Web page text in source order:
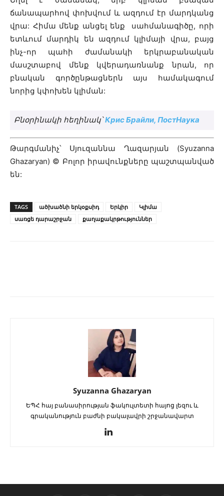
ճանապարհով փոխվում և ազդում էր մարդկանց
վրա: Հիմա մենք անցել ենք սահմանագիծը, որի
ետևում մարդիկ են ազդում կլիմայի վրա, բայց
ինչ-որ պահի ժամանակի երկրաբանական
մասշտաբով մենք կվերադառնանք նրան, որ
բնական գործընթացներն այս համակագում
նորից կփոխեն կլիման:
Բնօրինակի հեղինակ՝Крис Брайли, ПостНаука
Թարգմանիչ՝ Սյուզաննա Ղազարյան (Syuzanna
Ghazaryan) © Բոլոր իրավունքները պաշտպանված
են:
TAGS ածխածնի երկօքսիդ Երկիր
Կլիմա
սառցե դարաշրջան
քաղաքակրթություններ
Syuzanna Ghazaryan
ԵՊՀ հայ բանասիրության ֆակուլտետի հայոց լեզու և
գրականություն բաժնի բակալավրի շրջանավարտ